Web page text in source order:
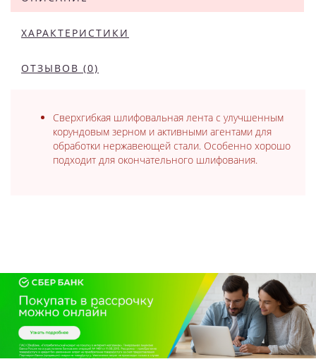
ХАРАКТЕРИСТИКИ
ОТЗЫВОВ (0)
Сверхгибкая шлифовальная лента с улучшенным
корундовым зерном и активными агентами для
обработки нержавеющей стали. Особенно хорошо
подходит для окончательного шлифования.